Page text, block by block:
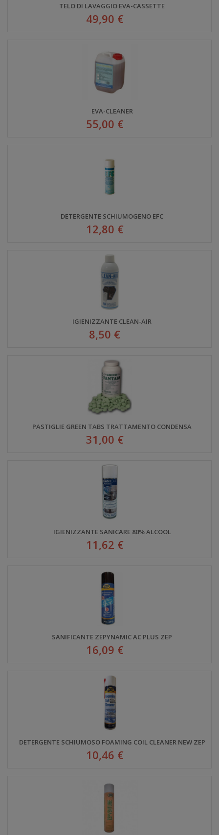
TELO DI LAVAGGIO EVA-CASSETTE
49,90 €
EVA-CLEANER
55,00 €
DETERGENTE SCHIUMOGENO EFC
12,80 €
IGIENIZZANTE CLEAN-AIR
8,50 €
PASTIGLIE GREEN TABS TRATTAMENTO CONDENSA
31,00 €
IGIENIZZANTE SANICARE 80% ALCOOL
11,62 €
SANIFICANTE ZEPYNAMIC AC PLUS ZEP
16,09 €
DETERGENTE SCHIUMOSO FOAMING COIL CLEANER NEW ZEP
10,46 €